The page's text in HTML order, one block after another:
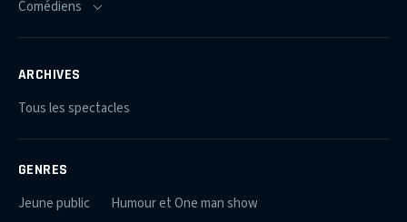
ARCHIVES
Tous les spectacles
GENRES
Jeune public
Humour et One man show